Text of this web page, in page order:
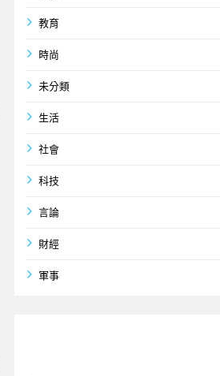
教育
時尚
未分類
生活
社會
科技
言論
財經
軍事